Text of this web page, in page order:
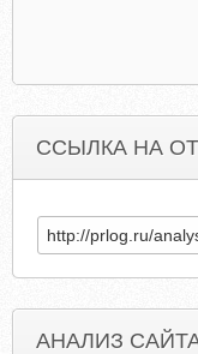
ССЫЛКА НА
АНАЛИЗ